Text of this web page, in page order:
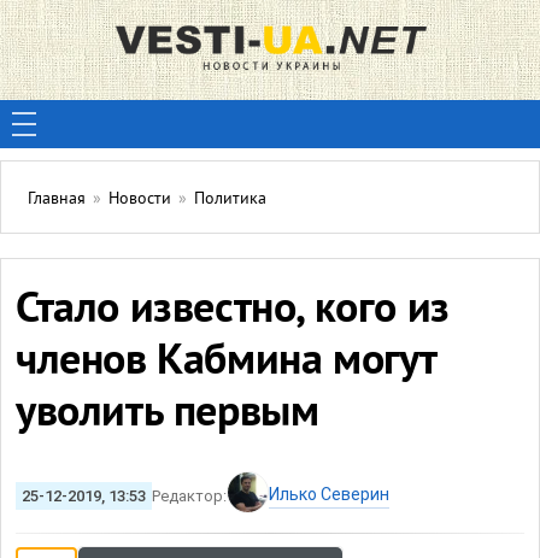
Главная » Новости » Политика
Стало известно, кого из
членов Кабмина могут
уволить первым
25-12-2019, 13:53 Редактор: Илько Северин